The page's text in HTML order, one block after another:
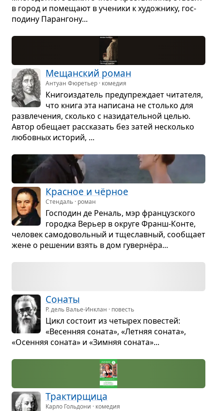
в город и поме­щают в уче­ники к худож­нику, гос­
по­дину Паран­гону...
Мещан­ский роман
Антуан Фюретьер · комедия
Кни­го­из­да­тель пре­ду­пре­ждает чита­теля,
что книга эта напи­сана не столько для
раз­вле­че­ния, сколько с нази­да­тель­ной целью.
Автор обе­щает рас­ска­зать без затей несколько
любов­ных исто­рий, ...
Крас­ное и чёр­ное
Стендаль · роман
Гос­по­дин де Реналь, мэр фран­цуз­ского
городка Верьер в округе Франш-Конте,
чело­век само­до­воль­ный и тще­слав­ный, сооб­щает
жене о реше­нии взять в дом гувер­нёра...
Сонаты
Р. дель Валье-Инклан · повесть
Цикл состоит из четы­рех пове­стей:
«Весен­няя соната», «Лет­няя соната»,
«Осен­няя соната» и «Зим­няя соната»...
Трак­тир­щица
Карло Гольдони · комедия